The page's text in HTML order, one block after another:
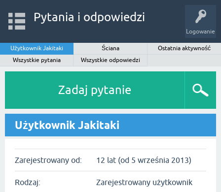
Logowanie
Pytania i odpowiedzi
Użytkownik Jakitaki Ściana
Ostatnia aktywność
Wszystkie pytania
Wszystkie odpowiedzi
Zadaj pytanie
Użytkownik Jakitaki
Zarejestrowany od: 12 lat (od 5 września 2013)
Rodzaj: Zarejestrowany użytkownik